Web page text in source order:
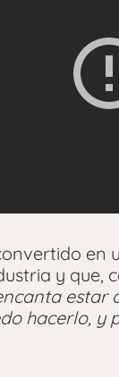
en
y que,
estar
hacerlo, y